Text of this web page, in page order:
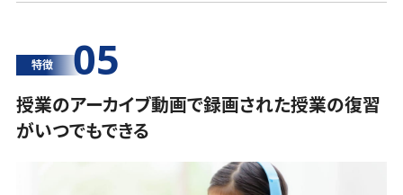
特徴 05
授業のアーカイブ動画で録画された授業の復習
がいつでもできる